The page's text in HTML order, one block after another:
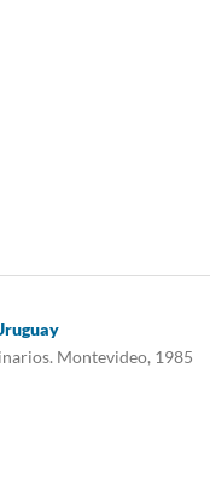
Montevideo, 1985